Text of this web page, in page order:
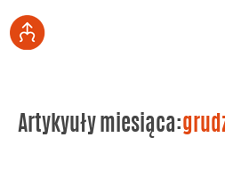
Artykyuły miesiąca: